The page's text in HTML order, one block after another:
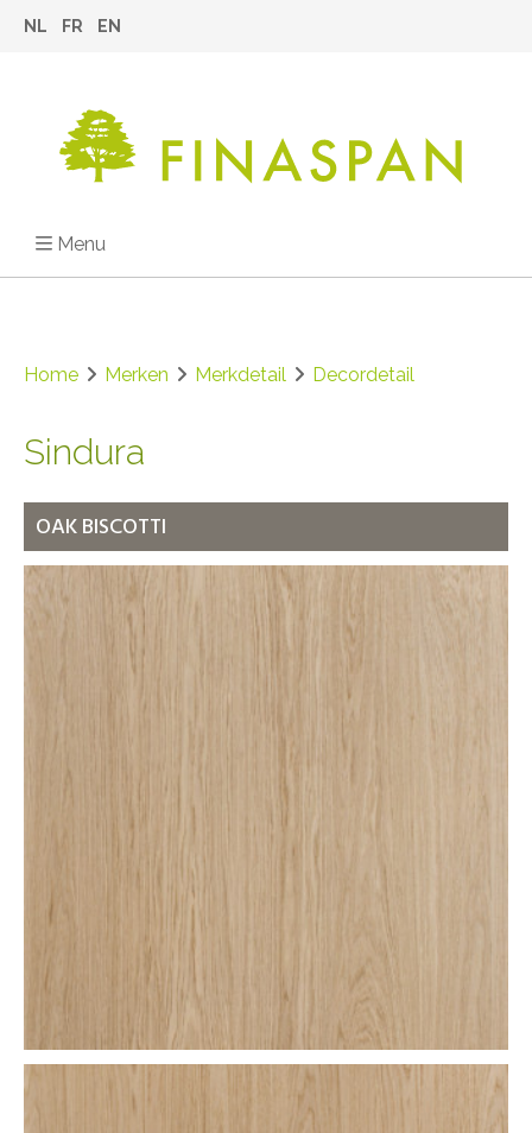
NL FR EN
Menu
Home Merken Merkdetail Decordetail
Sindura
OAK BISCOTTI